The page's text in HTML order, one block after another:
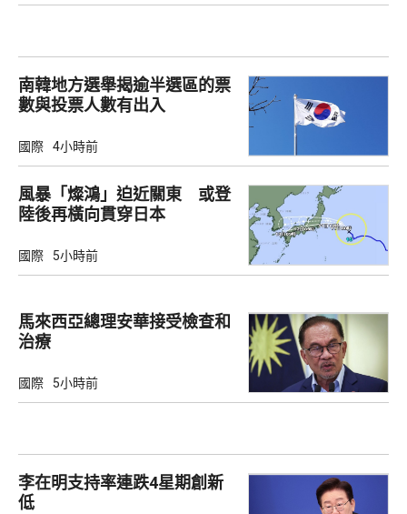
南韓地方選舉揭逾半選區的票
數與投票人數有出入
國際 4小時前
風暴「燦鴻」迫近關東 或登
陸後再橫向貫穿日本
國際 5小時前
馬來西亞總理安華接受檢查和
治療
國際 5小時前
李在明支持率連跌4星期創新
低